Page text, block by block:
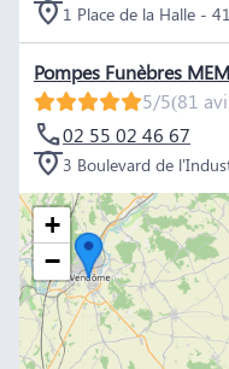
1 Place de la Halle -
Pompes Funèbres
5/5(81
02 55 02 46 67
3 Boulevard de
+
−